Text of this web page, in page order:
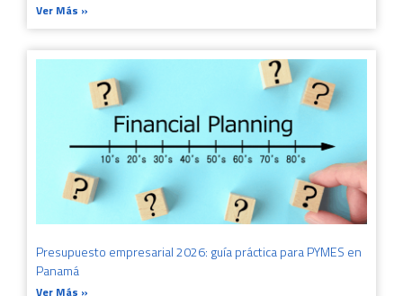
Ver Más »
Presupuesto empresarial 2026: guía práctica para PYMES en
Panamá
Ver Más »